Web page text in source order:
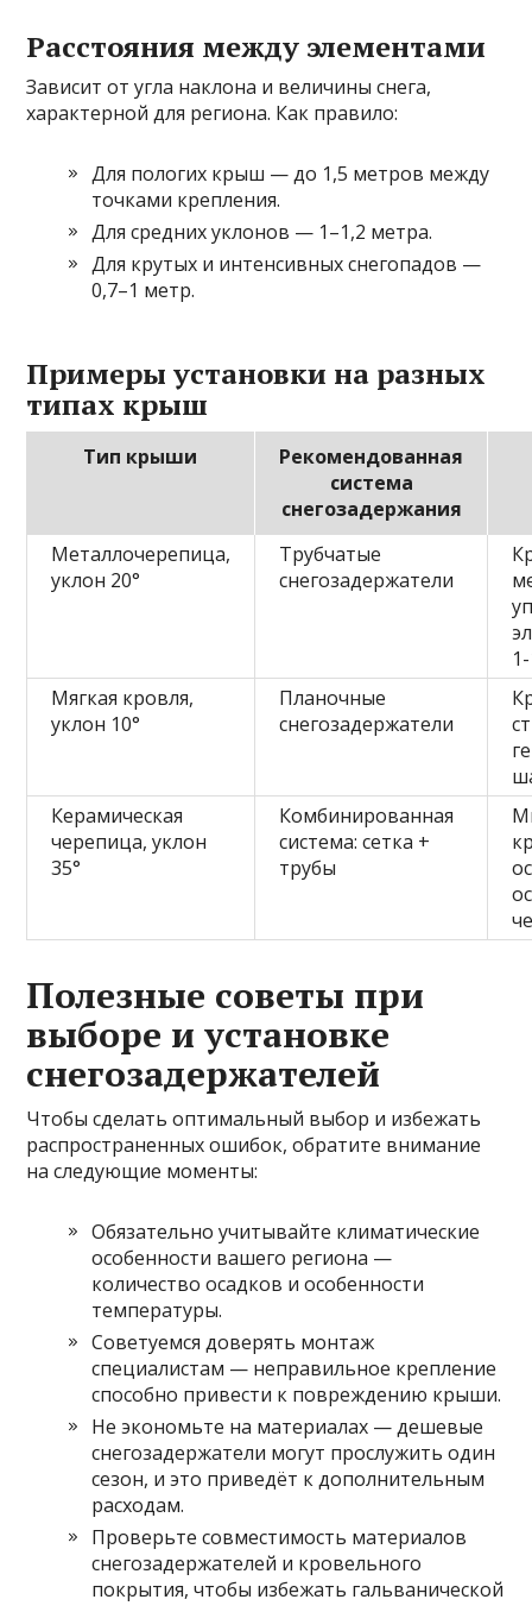
Расстояния между элементами
Зависит от угла наклона и величины снега,
характерной для региона. Как правило:
Для пологих крыш — до 1,5 метров между
точками крепления.
Для средних уклонов — 1–1,2 метра.
Для крутых и интенсивных снегопадов —
0,7–1 метр.
Примеры установки на разных
типах крыш
Тип крыши
Рекомендованная
система
снегозадержания
Металлочерепица,
уклон 20°
Трубчатые
снегозадержатели
Мягкая кровля,
уклон 10°
Планочные
снегозадержатели
Керамическая
черепица, уклон
35°
Комбинированная
система: сетка +
трубы
Полезные советы при
выборе и установке
снегозадержателей
Чтобы сделать оптимальный выбор и избежать
распространенных ошибок, обратите внимание
на следующие моменты:
Обязательно учитывайте климатические
особенности вашего региона —
количество осадков и особенности
температуры.
Советуемся доверять монтаж
специалистам — неправильное крепление
способно привести к повреждению крыши.
Не экономьте на материалах — дешевые
снегозадержатели могут прослужить один
сезон, и это приведёт к дополнительным
расходам.
Проверьте совместимость материалов
снегозадержателей и кровельного
покрытия, чтобы избежать гальванической